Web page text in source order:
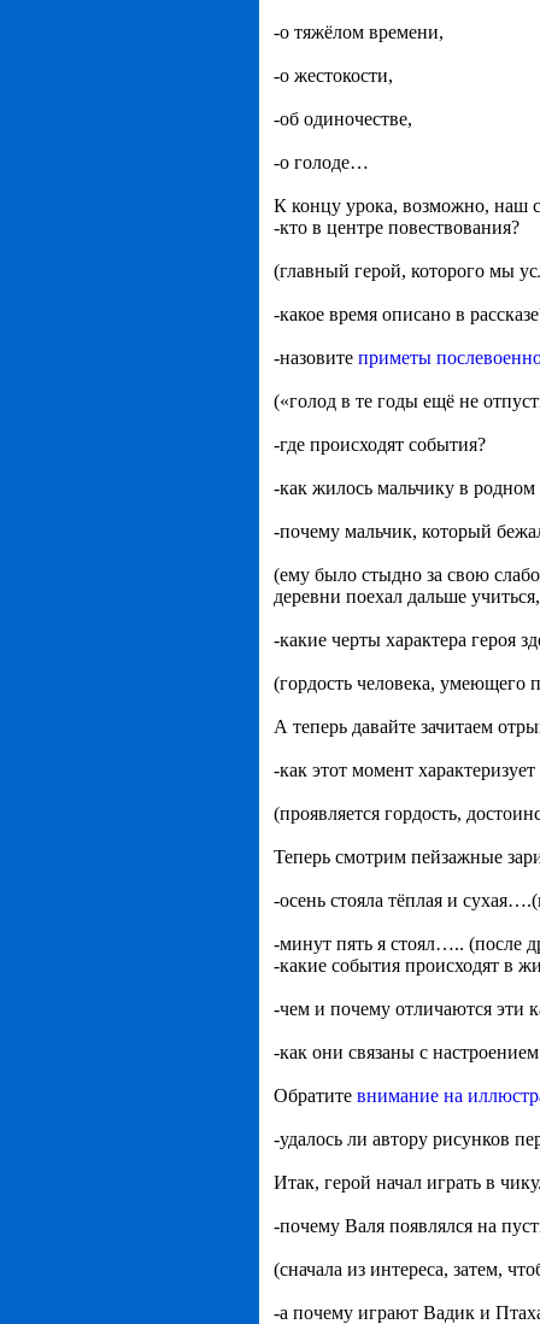
-о тяжёлом времени,
-о жестокости,
-об одиночестве,
-о голоде…
К концу урока, возможно, наш
-кто в центре повествования?
(главный герой, которого мы
-какое время описано в
-назовите приметы
(«голод в те годы ещё не
-где происходят события?
-как жилось мальчику в родном
-почему мальчик, который
(ему было стыдно за свою
деревни поехал дальше
-какие черты характера героя
(гордость человека, умеющего
А теперь давайте зачитаем
-как этот момент
(проявляется гордость,
Теперь смотрим пейзажные
-осень стояла тёплая и
-минут пять я стоял….. (после
-какие события происходят в
-чем и почему отличаются эти
-как они связаны с
Обратите внимание на
-удалось ли автору рисунков
Итак, герой начал играть в
-почему Валя появлялся на
(сначала из интереса, затем,
-а почему играют Вадик и